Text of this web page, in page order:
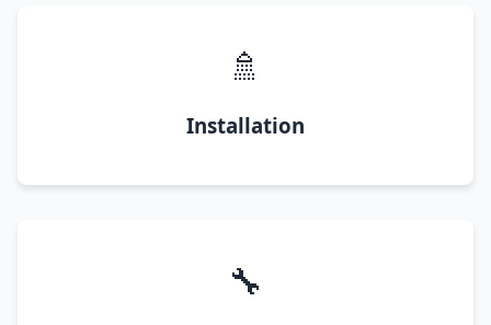
🚿
Installation
🔧